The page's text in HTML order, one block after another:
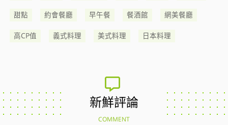
甜點 約會餐廳 早午餐 餐酒館 網美餐廳
高CP值 義式料理 美式料理 日本料理
新鮮評論
COMMENT